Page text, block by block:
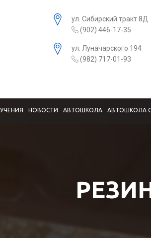
ул. Сибирский тракт 8Д
(902) 446-17-35
ул. Луначарского 194
(982) 717-01-93
НОВОСТИ АВТОШКОЛА АВТОШКОЛА